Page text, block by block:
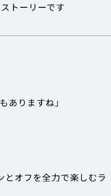
トーリーです
ありますね」
オフを全力で楽しむラ